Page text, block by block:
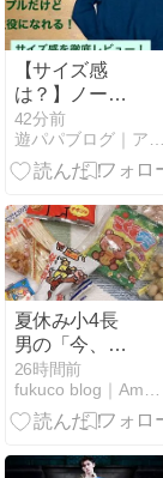
【サイズ感
は？】ノース
フェイス「ズ
ーピッカーク
ルー」徹底レ
心あふれるデ
ザインが魅
力！
42分前
遊パパブログ｜アウトドアファッション中心のライフスタイル
夏休み小4長
男の「今、そ
れ言う！？」
がしんどい
26時間前
fukuco blog｜Ameba (アメーバ)